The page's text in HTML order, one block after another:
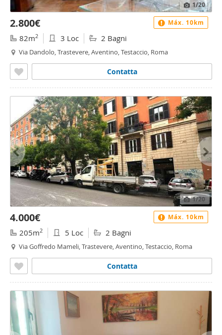
1/20
2.800€
82m2 3 Loc 2 Bagni
Via Dandolo, Trastevere, Aventino, Testaccio, Roma
Contatta
Máx. 10km
1/20
4.000€
205m2 5 Loc 2 Bagni
Via Goffredo Mameli, Trastevere, Aventino, Testaccio, Roma
Contatta
Máx. 10km